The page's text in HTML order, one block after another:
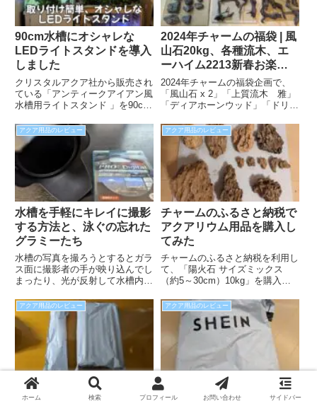
90cm水槽にオシャレな
LEDライトスタンドを導入
しました
クリスタルアクア社から販売され
ている「アンティークアイアン風
水槽用ライトスタンド 」を90cm
スタンドなら側面の取り付けても
違和感がありませんので、ライト
スクリーンを使用していても、問
題なく取り付けることが可能とな
っております。
2024年チャームの福袋 | 風
山石20kg、各種流木、エ
ーハイム2213新春お楽し
みBOXを買ってみた
2024年チャームの福袋企画で、
「風山石 x 2」「上質流木 雅」
「ディアホーンウッド」「ドリフ
春お楽しみBOX」を購入できま
した。「2213の中身が何だった
んだろう？」という方の参考にな
れば幸いです。
アクア用品のレビュー
水槽を手軽にキレイに撮影
する方法と、泳ぐの忘れた
グラミーたち
水槽の写真を撮ろうとするとガラ
ス面に撮影者の手が映り込んでし
まったり、光が反射して水槽内が
ない！そんな経験ないでしょう
か？そこで、お手軽に家具の映り
込みや光の反射を軽減できる方法
について紹介したいと思います。
アクア用品のレビュー
チャームのふるさと納税で
アクアリウム用品を購入し
てみた
チャームのふるさと納税を利用し
て、「陽火石 サイズミックス
（約5～30cm）10kg」を購入し
たのですが、石のくぼみには大量
の泥が付いているので、使用する
前にはよく洗う必要があります
ね。
アクア用品のレビュー
初めてのAliExpressでアク
アリウム用品を購入してみ
アクア用品のレビュー
初めてのSHEINでアクアリ
ウム用品を購入してみた
ホーム 検索 プロフィール お問い合わせ サイドバー